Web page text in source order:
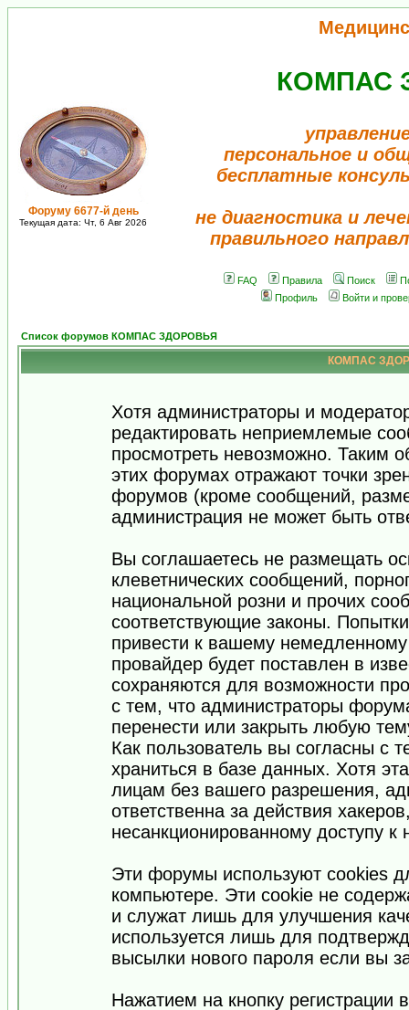
Форуму 6677-й день
Текущая дата: Чт, 6 Авг 2026
КОМПАС
персональное и
бесплатные
не диагностика и
правильного
FAQ Правила Поиск
Профиль
Войти и
Список форумов КОМПАС ЗДОРОВЬЯ
КОМПАС
Хотя администраторы и
редактировать неприемлемые
просмотреть невозможно. Таким
этих форумах отражают точки
форумов (кроме сообщений,
администрация не может быть
Вы соглашаетесь не размещать
клеветнических сообщений,
национальной розни и прочих
соответствующие законы.
привести к вашему
провайдер будет поставлен в
сохраняются для возможности
с тем, что администраторы
перенести или закрыть любую
Как пользователь вы согласны с
храниться в базе данных. Хотя
лицам без вашего разрешения,
ответственна за действия
несанкционированному доступу к
Эти форумы используют cookies
компьютере. Эти cookie не
и служат лишь для улучшения
используется лишь для
высылки нового пароля если вы
Нажатием на кнопку регистрации